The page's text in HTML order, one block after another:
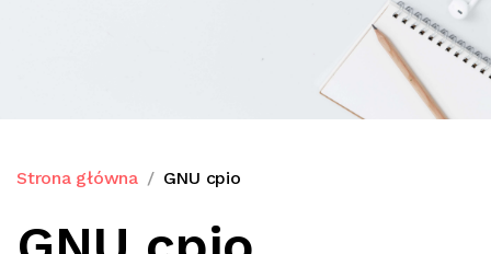
Strona główna GNU cpio